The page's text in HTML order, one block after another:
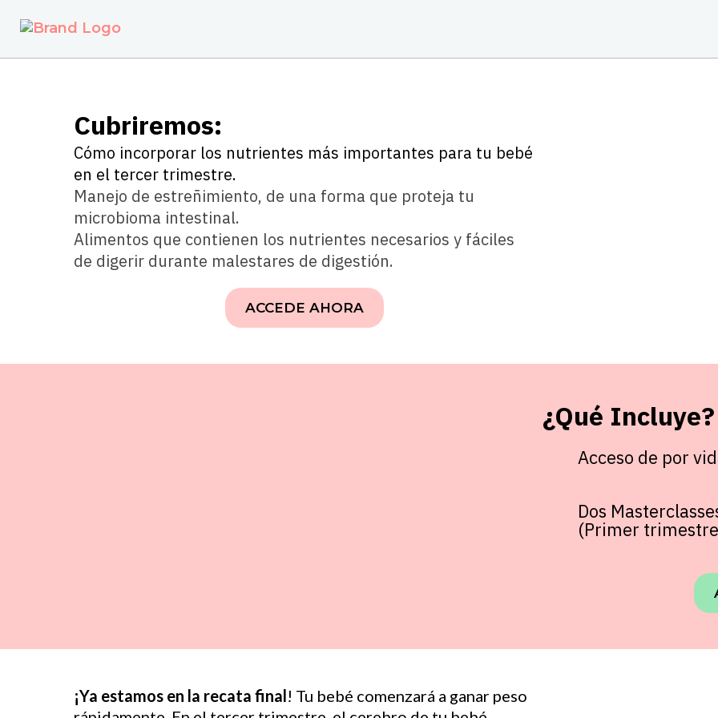
Cubriremos:
Cómo incorporar los nutrientes más importantes para tu bebé
en el tercer trimestre.
Manejo de estreñimiento, de una forma que proteja tu
microbioma intestinal.
Alimentos que contienen los nutrientes necesarios y fáciles
de digerir durante malestares de digestión.
ACCEDE AHORA
¿Qué Incluye?
Acceso de por
Dos
(Primer
¡Ya estamos en la recata final! Tu bebé comenzará a ganar peso